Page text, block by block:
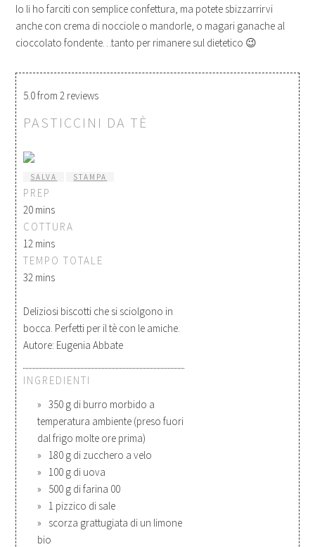
Io li ho farciti con semplice confettura, ma potete sbizzarrirvi
anche con crema di nocciole o mandorle, o magari ganache al
cioccolato fondente…tanto per rimanere sul dietetico 😉
5.0from2 reviews
PASTICCINI DA TÈ
SALVA STAMPA
PREP
20 mins
COTTURA
12 mins
TEMPO TOTALE
32 mins
Deliziosi biscotti che si sciolgono in
bocca. Perfetti per il tè con le amiche.
Autore: Eugenia Abbate
INGREDIENTI
350 g di burro morbido a
temperatura ambiente (preso fuori
dal frigo molte ore prima)
180 g di zucchero a velo
100 g di uova
500 g di farina 00
1 pizzico di sale
scorza grattugiata di un limone
bio